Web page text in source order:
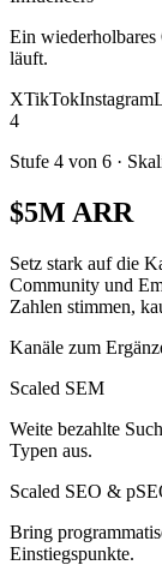
Ein wiederholbares
läuft.
XTikTokInstagram
4
Stufe 4 von 6 ·
$5M ARR
Setz stark auf die
Community und
Zahlen stimmen,
Kanäle zum
Scaled SEM
Weite bezahlte
Typen aus.
Scaled SEO &
Bring
Einstiegspunkte.